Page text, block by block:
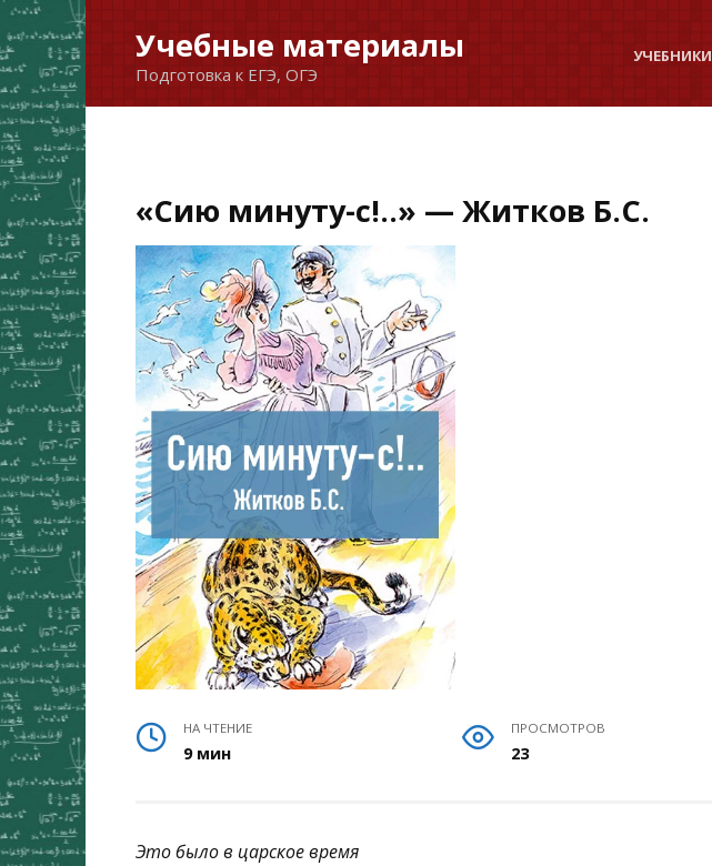
Перейти
к
содержанию
Учебные материалы
Подготовка к ЕГЭ, ОГЭ
УЧЕБНИКИ
«Сию минуту-с!..» — Житков Б.С.
НА ЧТЕНИЕ
9 мин
ПРОСМОТРОВ
23
Это было в царское время